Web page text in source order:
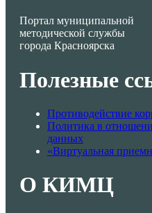
Портал муниципальной
методической службы
города Красноярска
Полезные
Противодействие
Политика в
данных
«Виртуальная
О КИМЦ